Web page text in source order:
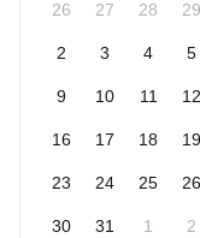
26 27 28 29
2 3 4 5
9 10 11 12
16 17 18 19
23 24 25 26
30 31 1 2